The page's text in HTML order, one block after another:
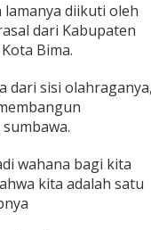
diikuti oleh
dari Kabupaten
Bima.
dari sisi olahraganya,
wahana bagi kita
kita adalah satu